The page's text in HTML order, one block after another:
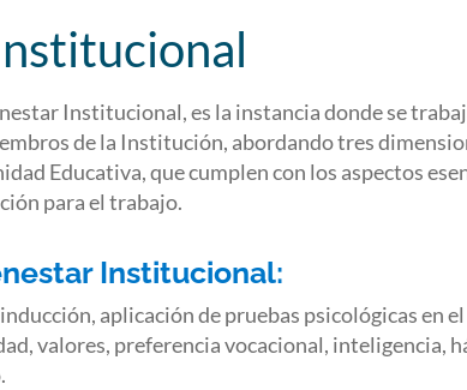
Institucional, es la instancia donde se
de la Institución, abordando tres
Educativa, que cumplen con los aspectos
para el trabajo.
Institucional:
aplicación de pruebas psicológicas en
valores, preferencia vocacional, inteligencia,